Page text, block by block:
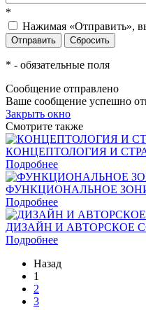
*
Нажимая «Отправить»,
* - обязательные поля
Сообщение отправлено
Ваше сообщение успешно
Закрыть окно
Смотрите также
КОНЦЕПТОЛОГИЯ И
Подробнее
ФУНКЦИОНАЛЬНОЕ
Подробнее
ДИЗАЙН И АВТОРСКОЕ
Подробнее
Назад
1
2
3